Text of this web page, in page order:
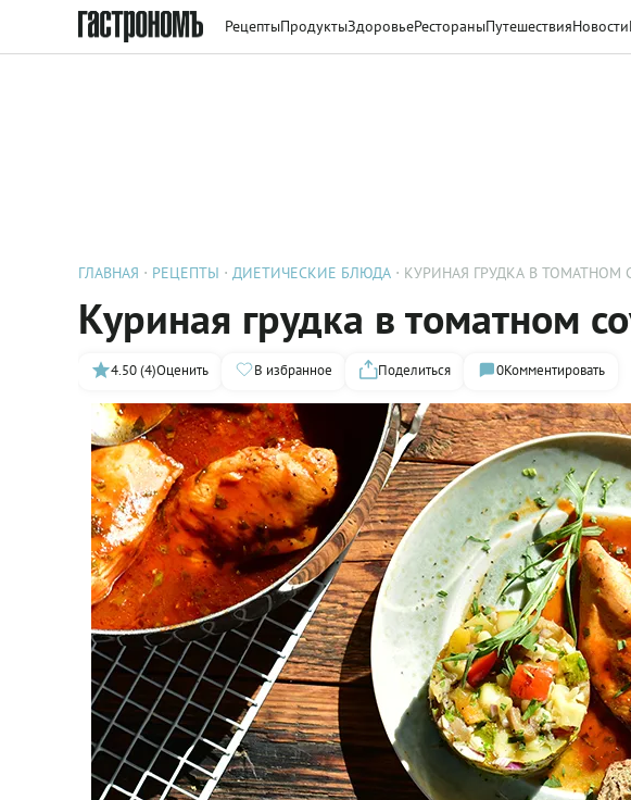
РецептыПродуктыЗдоровьеРестораныПутешествияНовости
ГЛАВНАЯ РЕЦЕПТЫ ДИЕТИЧЕСКИЕ БЛЮДА КУРИНАЯ ГРУДКА В ТОМАТНОМ
Куриная грудка в томатном
4.50 (4)Оценить В избранное Поделиться 0Комментировать